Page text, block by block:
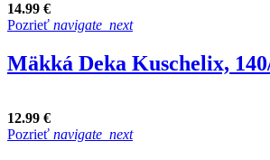
14.99 €
Pozrieť navigate_next
Mäkká Deka Kuschelix,
12.99 €
Pozrieť navigate_next